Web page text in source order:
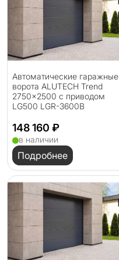
Автоматические гаражные
ворота ALUTECH Trend
2750×2500 с приводом
LG500 LGR-3600B
148 160 ₽
в наличии
Подробнее